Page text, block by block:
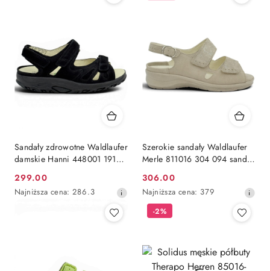
Sandały zdrowotne Waldlaufer
damskie Hanni 448001 191
Cena
promocyjna:
299.00
Najniższa
Najniższa cena: 286.3
Szerokie sandały Waldlaufer
Merle 811016 304 094 sand,
Cena
promocyjna:
306.00
Najniższa
cena
przed
obniżką
Najniższa cena: 379
-2%